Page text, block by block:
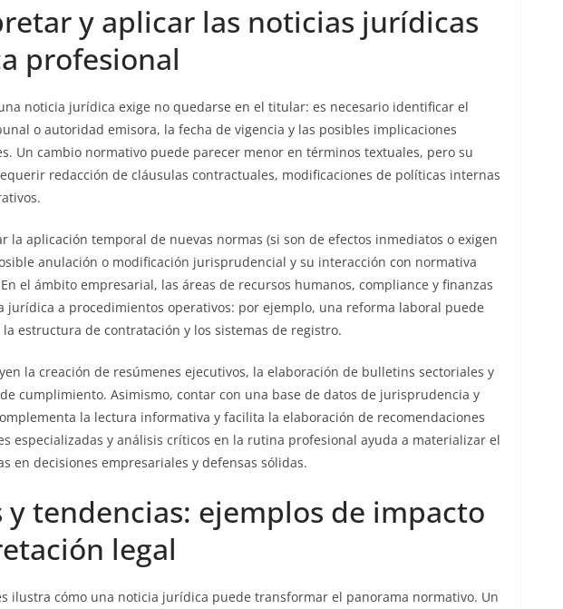
y aplicar las noticias jurídicas
profesional
noticia jurídica exige no quedarse en el titular: es necesario identificar el
o autoridad emisora, la fecha de vigencia y las posibles implicaciones
Un cambio normativo puede parecer menor en términos textuales, pero su
redacción de cláusulas contractuales, modificaciones de políticas internas
la aplicación temporal de nuevas normas (si son de efectos inmediatos o exigen
anulación o modificación jurisprudencial y su interacción con normativa
el ámbito empresarial, las áreas de recursos humanos, compliance y finanzas
jurídica a procedimientos operativos: por ejemplo, una reforma laboral puede
estructura de contratación y los sistemas de registro.
la creación de resúmenes ejecutivos, la elaboración de bulletins sectoriales y
cumplimiento. Asimismo, contar con una base de datos de jurisprudencia y
la lectura informativa y facilita la elaboración de recomendaciones
especializadas y análisis críticos en la rutina profesional ayuda a materializar el
en decisiones empresariales y defensas sólidas.
y tendencias: ejemplos de impacto
legal
ilustra cómo una noticia jurídica puede transformar el panorama normativo. Un